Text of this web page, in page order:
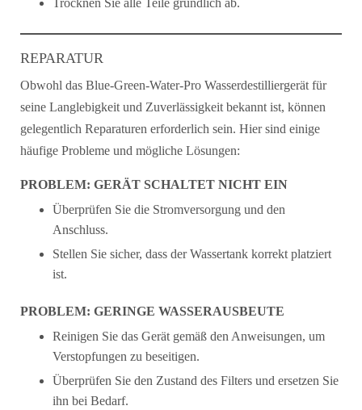
Trocknen Sie alle Teile gründlich ab.
REPARATUR
Obwohl das Blue-Green-Water-Pro Wasserdestilliergerät für
seine Langlebigkeit und Zuverlässigkeit bekannt ist, können
gelegentlich Reparaturen erforderlich sein. Hier sind einige
häufige Probleme und mögliche Lösungen:
PROBLEM: GERÄT SCHALTET NICHT EIN
Überprüfen Sie die Stromversorgung und den
Anschluss.
Stellen Sie sicher, dass der Wassertank korrekt platziert
ist.
PROBLEM: GERINGE WASSERAUSBEUTE
Reinigen Sie das Gerät gemäß den Anweisungen, um
Verstopfungen zu beseitigen.
Überprüfen Sie den Zustand des Filters und ersetzen Sie
ihn bei Bedarf.